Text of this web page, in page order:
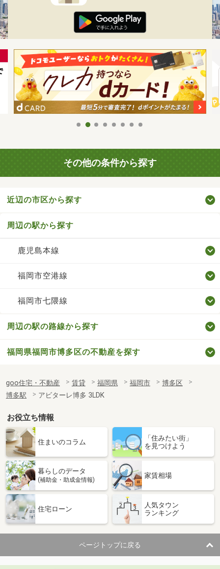
その他の条件から探す
近辺の市区から探す
周辺の駅から探す
鹿児島本線
福岡市空港線
福岡市七隈線
周辺の駅の路線から探す
福岡県福岡市博多区の不動産を探す
goo住宅・不動産 賃貸 福岡県 福岡市
博多区
博多駅
アビターレ博多 3LDK
お役立ち情報
住まいのコラム
「住みたい街」
を見つけよう
暮らしのデータ
(補助金・助成金情報)
家賃相場
住宅ローン
人気タウン
ランキング
ページトップに戻る